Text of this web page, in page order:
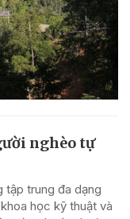
nghèo tự
tập trung đa dạng
học kỹ thuật và